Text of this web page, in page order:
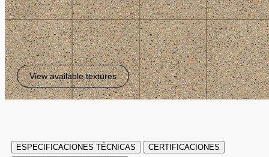
View available textures
ESPECIFICACIONES TÉCNICAS
CERTIFICACIONES